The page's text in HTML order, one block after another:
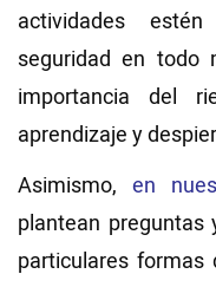
actividades
seguridad en todo
importancia del
aprendizaje y
Asimismo, en
plantean
particulares formas